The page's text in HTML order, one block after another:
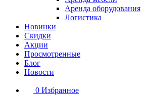
Аренда оборудования
Логистика
Новинки
Скидки
Акции
Просмотренные
Блог
Новости
0 Избранное